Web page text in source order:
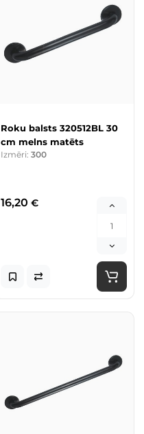
Roku balsts 320512BL 30
cm melns matēts
Izmēri: 300
16,20 €